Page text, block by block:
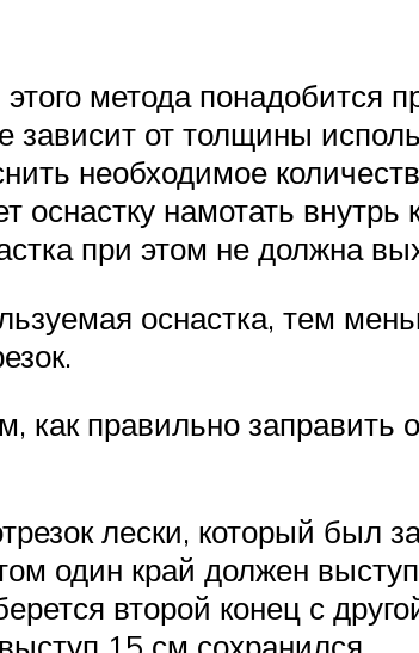
метода понадобится
зависит от толщины
необходимое
оснастку намотать
при этом не должна
оснастка, тем
как правильно
лески, который был
один край должен
второй конец с